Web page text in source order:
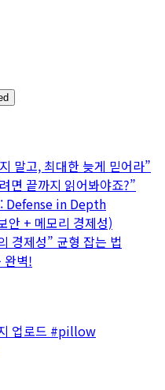
말고, 최대한 늦게 믿어라”
면 끝까지 읽어봐야죠?”
Defense in Depth
안 + 메모리 경제성)
경제성” 균형 잡는 법
완벽!
업로드 #pillow